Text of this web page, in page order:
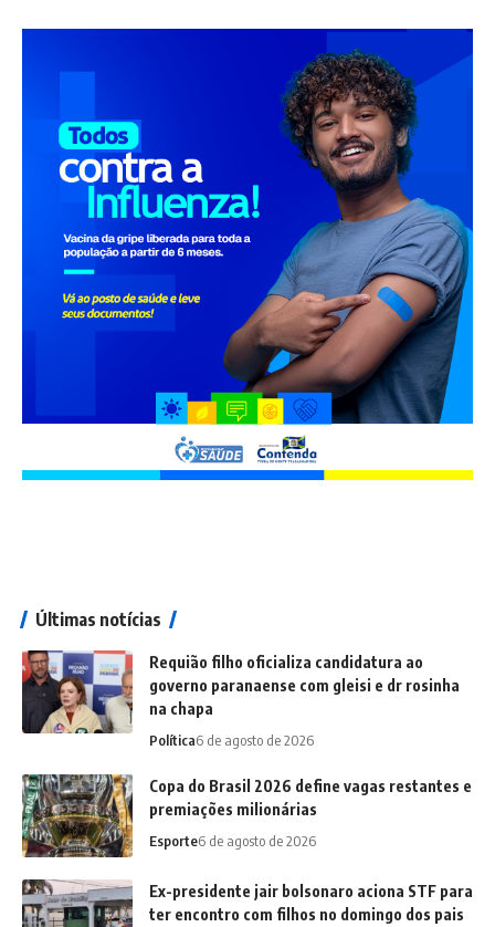
Últimas notícias
Requião filho oficializa candidatura ao
governo paranaense com gleisi e dr rosinha
na chapa
Política6 de agosto de 2026
Copa do Brasil 2026 define vagas restantes e
premiações milionárias
Esporte6 de agosto de 2026
Ex-presidente jair bolsonaro aciona STF para
ter encontro com filhos no domingo dos pais